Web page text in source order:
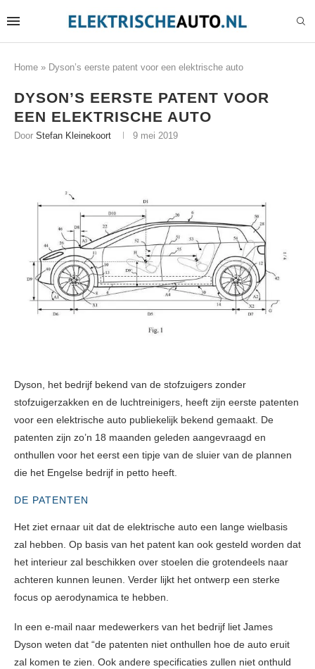
Home » Dyson’s eerste patent voor een elektrische auto
DYSON’S EERSTE PATENT VOOR
EEN ELEKTRISCHE AUTO
Door Stefan Kleinekoort 9 mei 2019
Dyson, het bedrijf bekend van de stofzuigers zonder
stofzuigerzakken en de luchtreinigers, heeft zijn eerste patenten
voor een elektrische auto publiekelijk bekend gemaakt. De
patenten zijn zo’n 18 maanden geleden aangevraagd en
onthullen voor het eerst een tipje van de sluier van de plannen
die het Engelse bedrijf in petto heeft.
DE PATENTEN
Het ziet ernaar uit dat de elektrische auto een lange wielbasis
zal hebben. Op basis van het patent kan ook gesteld worden dat
het interieur zal beschikken over stoelen die grotendeels naar
achteren kunnen leunen. Verder lijkt het ontwerp een sterke
focus op aerodynamica te hebben.
In een e-mail naar medewerkers van het bedrijf liet James
Dyson weten dat “de patenten niet onthullen hoe de auto eruit
zal komen te zien. Ook andere specificaties zullen niet onthuld